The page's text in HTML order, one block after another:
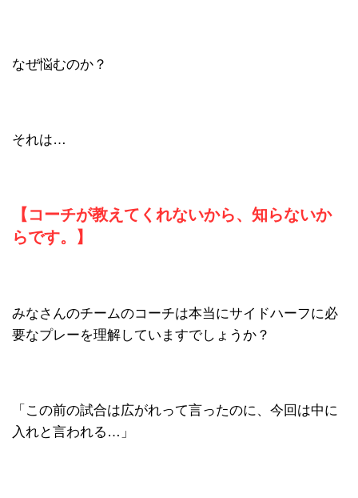
なぜ悩むのか？
それは…
【コーチが教えてくれないから、知らないか
らです。】
みなさんのチームのコーチは本当にサイドハーフに必
要なプレーを理解していますでしょうか？
「この前の試合は広がれって言ったのに、今回は中に
入れと言われる…」